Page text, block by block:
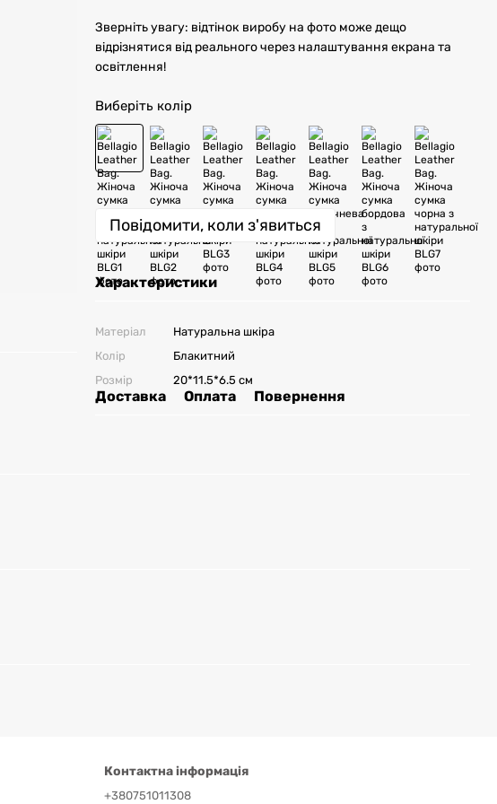
Зверніть увагу: відтінок виробу на фото може дещо
відрізнятися від реального через налаштування екрана та
освітлення!
Виберіть колір
Повідомити, коли з'явиться
Характеристики
Матеріал
Натуральна шкіра
Колір
Блакитний
Розмір
20*11.5*6.5 см
Доставка Оплата Повернення
Контактна інформація
+380751011308